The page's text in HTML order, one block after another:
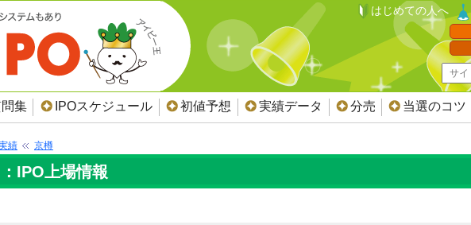
はじめての人へ
集 IPOスケジュール 初値予想 実績データ 分売 当選のコツ
績 京樽
IPO上場情報